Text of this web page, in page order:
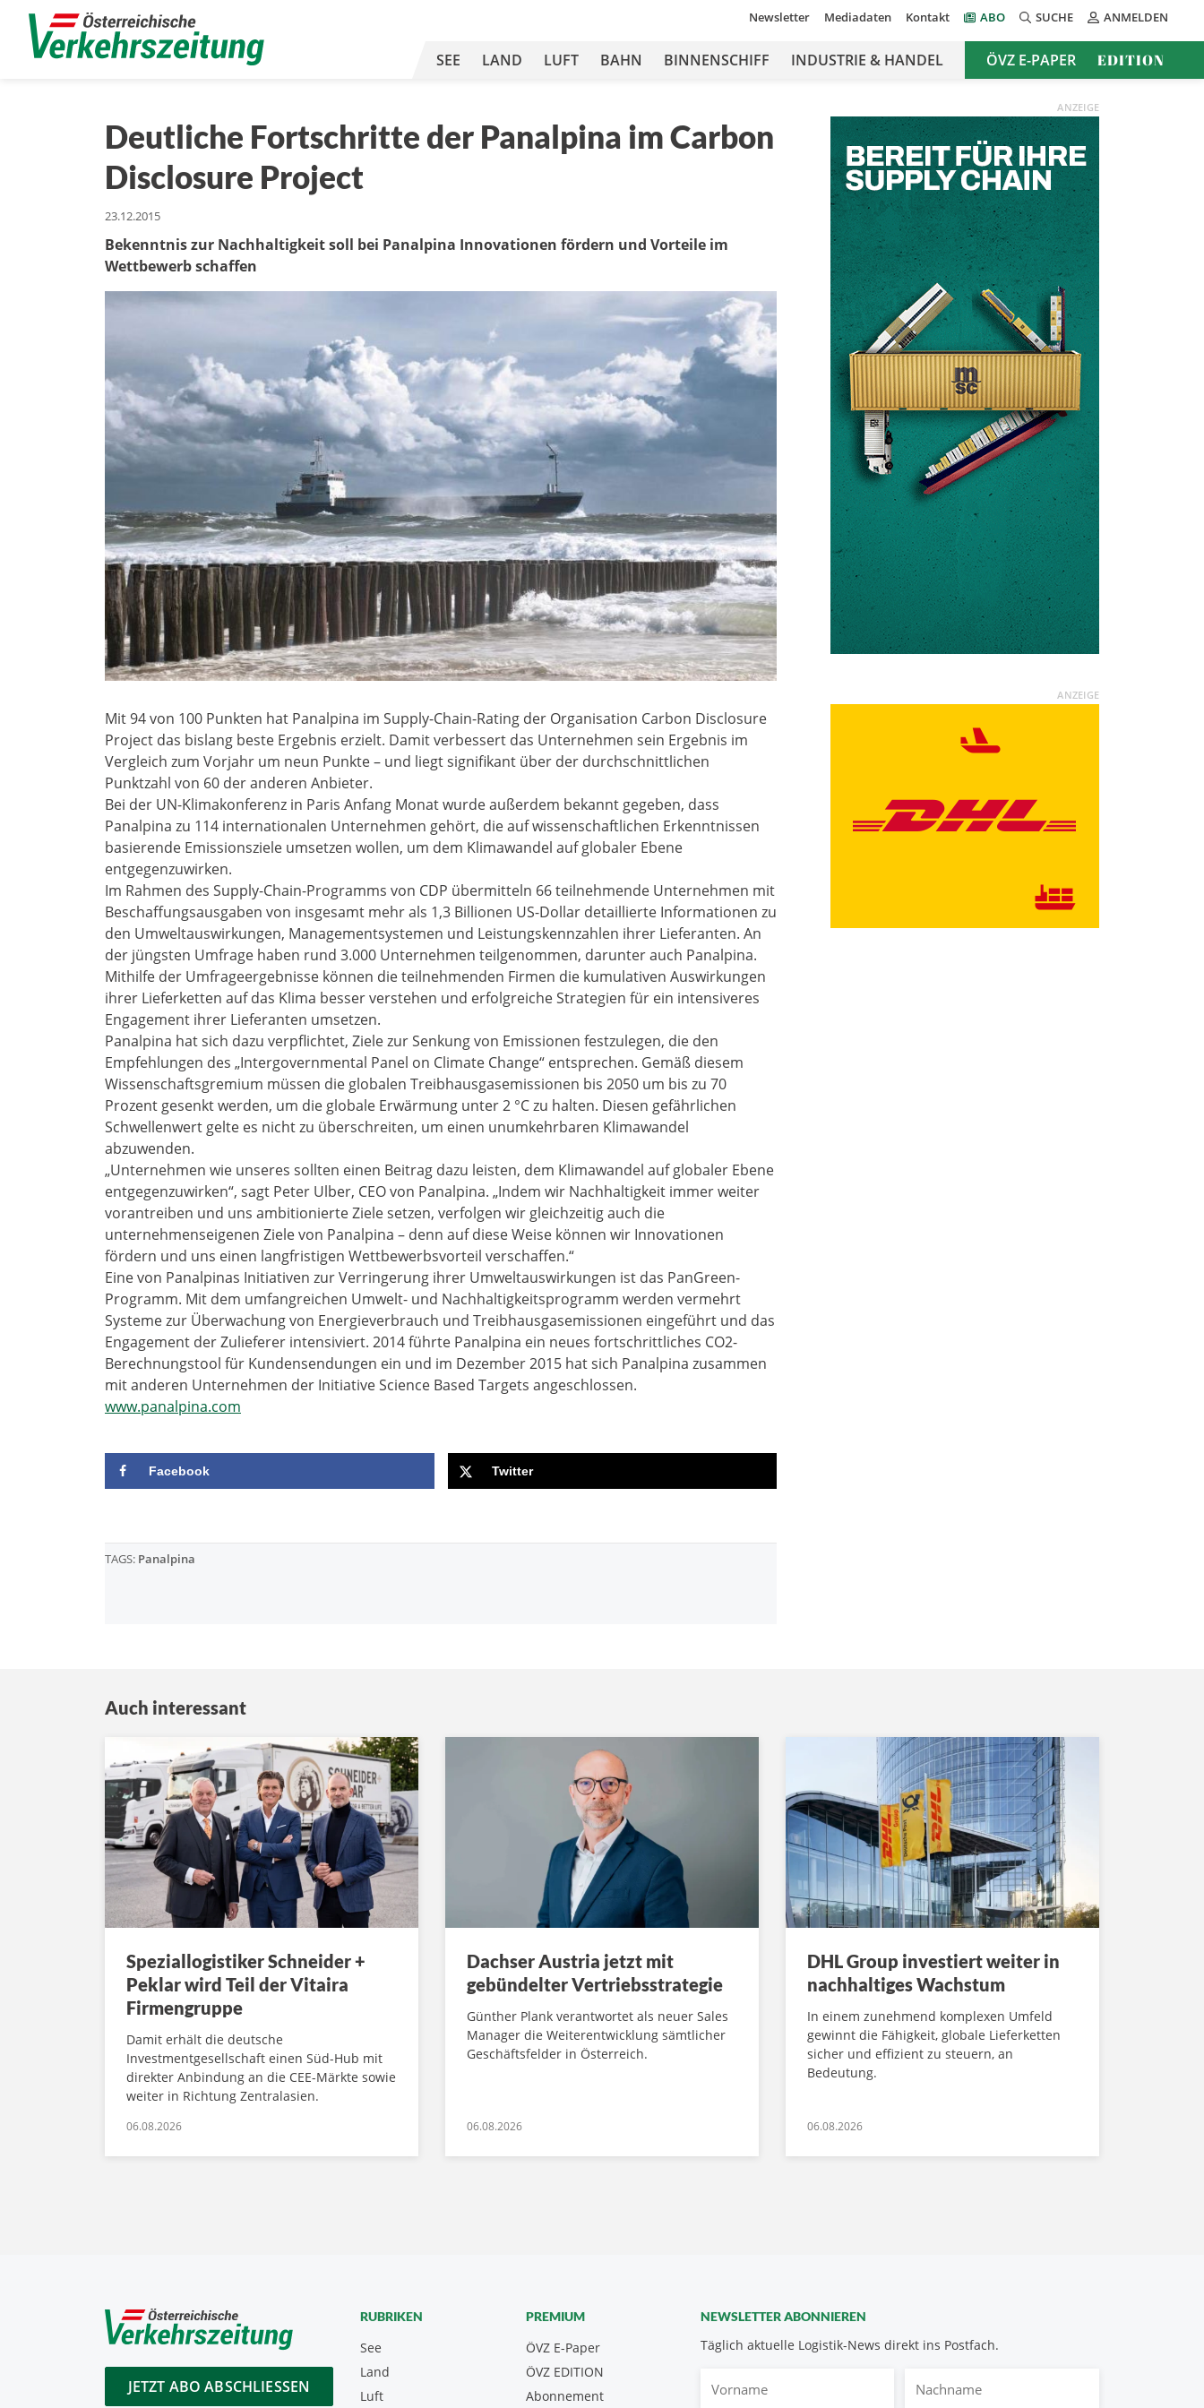
Newsletter Mediadaten Kontakt ABO SUCHE ANMELDEN
SEE LAND LUFT BAHN BINNENSCHIFF INDUSTRIE & HANDEL ÖVZ E-PAPER EDITION
Deutliche Fortschritte der Panalpina im Carbon
Disclosure Project
23.12.2015
Bekenntnis zur Nachhaltigkeit soll bei Panalpina Innovationen fördern und Vorteile im
Wettbewerb schaffen
Mit 94 von 100 Punkten hat Panalpina im Supply-Chain-Rating der Organisation Carbon Disclosure
Project das bislang beste Ergebnis erzielt. Damit verbessert das Unternehmen sein Ergebnis im
Vergleich zum Vorjahr um neun Punkte – und liegt signifikant über der durchschnittlichen
Punktzahl von 60 der anderen Anbieter.
Bei der UN-Klimakonferenz in Paris Anfang Monat wurde außerdem bekannt gegeben, dass
Panalpina zu 114 internationalen Unternehmen gehört, die auf wissenschaftlichen Erkenntnissen
basierende Emissionsziele umsetzen wollen, um dem Klimawandel auf globaler Ebene
entgegenzuwirken.
Im Rahmen des Supply-Chain-Programms von CDP übermitteln 66 teilnehmende Unternehmen mit
Beschaffungsausgaben von insgesamt mehr als 1,3 Billionen US-Dollar detaillierte Informationen zu
den Umweltauswirkungen, Managementsystemen und Leistungskennzahlen ihrer Lieferanten. An
der jüngsten Umfrage haben rund 3.000 Unternehmen teilgenommen, darunter auch Panalpina.
Mithilfe der Umfrageergebnisse können die teilnehmenden Firmen die kumulativen Auswirkungen
ihrer Lieferketten auf das Klima besser verstehen und erfolgreiche Strategien für ein intensiveres
Engagement ihrer Lieferanten umsetzen.
Panalpina hat sich dazu verpflichtet, Ziele zur Senkung von Emissionen festzulegen, die den
Empfehlungen des „Intergovernmental Panel on Climate Change“ entsprechen. Gemäß diesem
Wissenschaftsgremium müssen die globalen Treibhausgasemissionen bis 2050 um bis zu 70
Prozent gesenkt werden, um die globale Erwärmung unter 2 °C zu halten. Diesen gefährlichen
Schwellenwert gelte es nicht zu überschreiten, um einen unumkehrbaren Klimawandel
abzuwenden.
„Unternehmen wie unseres sollten einen Beitrag dazu leisten, dem Klimawandel auf globaler Ebene
entgegenzuwirken“, sagt Peter Ulber, CEO von Panalpina. „Indem wir Nachhaltigkeit immer weiter
vorantreiben und uns ambitionierte Ziele setzen, verfolgen wir gleichzeitig auch die
unternehmenseigenen Ziele von Panalpina – denn auf diese Weise können wir Innovationen
fördern und uns einen langfristigen Wettbewerbsvorteil verschaffen.“
Eine von Panalpinas Initiativen zur Verringerung ihrer Umweltauswirkungen ist das PanGreen-
Programm. Mit dem umfangreichen Umwelt- und Nachhaltigkeitsprogramm werden vermehrt
Systeme zur Überwachung von Energieverbrauch und Treibhausgasemissionen eingeführt und das
Engagement der Zulieferer intensiviert. 2014 führte Panalpina ein neues fortschrittliches CO2-
Berechnungstool für Kundensendungen ein und im Dezember 2015 hat sich Panalpina zusammen
mit anderen Unternehmen der Initiative Science Based Targets angeschlossen.
www.panalpina.com
Facebook Twitter
TAGS: Panalpina
ANZEIGE
ANZEIGE
Auch interessant
Speziallogistiker Schneider +
Peklar wird Teil der Vitaira
Firmengruppe
Damit erhält die deutsche
Investmentgesellschaft einen Süd-Hub mit
direkter Anbindung an die CEE-Märkte sowie
weiter in Richtung Zentralasien.
06.08.2026
Dachser Austria jetzt mit
gebündelter Vertriebsstrategie
Günther Plank verantwortet als neuer Sales
Manager die Weiterentwicklung sämtlicher
Geschäftsfelder in Österreich.
06.08.2026
DHL Group investiert weiter in
nachhaltiges Wachstum
In einem zunehmend komplexen Umfeld
gewinnt die Fähigkeit, globale Lieferketten
sicher und effizient zu steuern, an
Bedeutung.
06.08.2026
JETZT ABO ABSCHLIESSEN
NEWSLETTER ABONNIEREN
Täglich aktuelle Logistik-News direkt ins Postfach.
RUBRIKEN
See
Land
Luft
PREMIUM
ÖVZ E-Paper
Abonnement
ÖVZ EDITION